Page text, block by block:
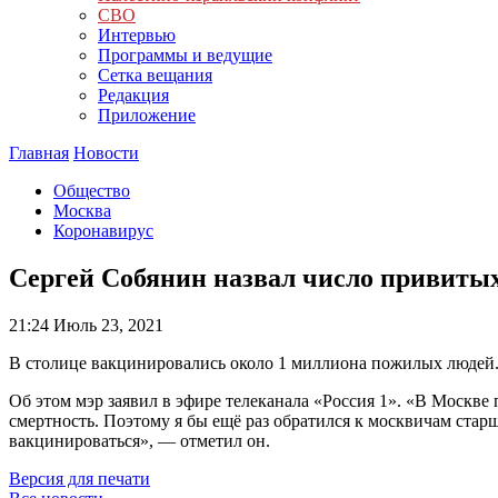
СВО
Интервью
Программы и ведущие
Сетка вещания
Редакция
Приложение
Главная Новости
Общество
Москва
Коронавирус
Сергей Собянин назвал число
21:24 Июль 23, 2021
В столице вакцинировались около 1 миллиона пожилых людей.
Об этом мэр заявил в эфире телеканала «Россия 1». «В
смертность. Поэтому я бы ещё раз обратился к москвичам
вакцинироваться», — отметил он.
Версия для печати